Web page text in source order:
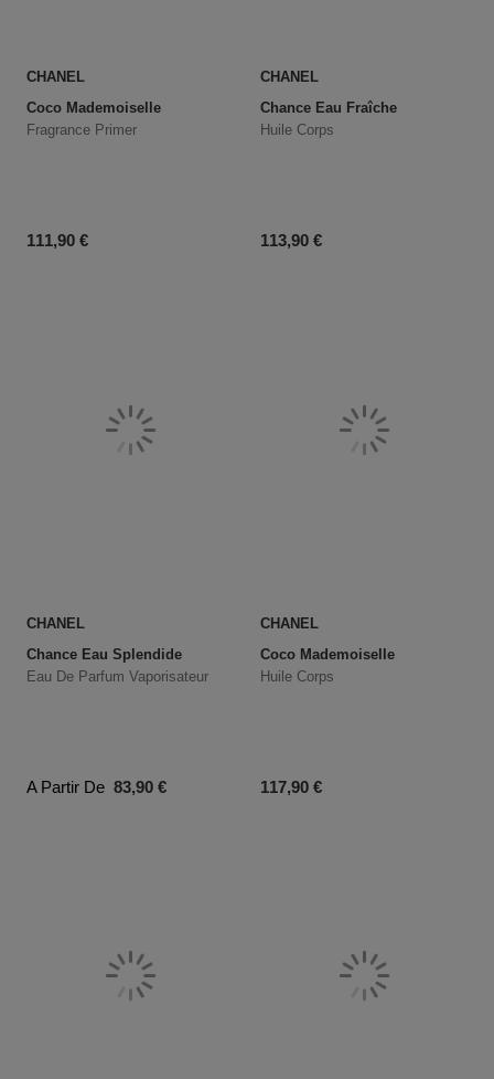
CHANEL
Coco Mademoiselle
Fragrance Primer
Prix du produit
111,90 €
CHANEL
Chance Eau Fraîche
Huile Corps
Prix du produit
113,90 €
CHANEL
Chance Eau Splendide
Eau De Parfum Vaporisateur
A Partir De Prix du produit
83,90 €
CHANEL
Coco Mademoiselle
Huile Corps
Prix du produit
117,90 €